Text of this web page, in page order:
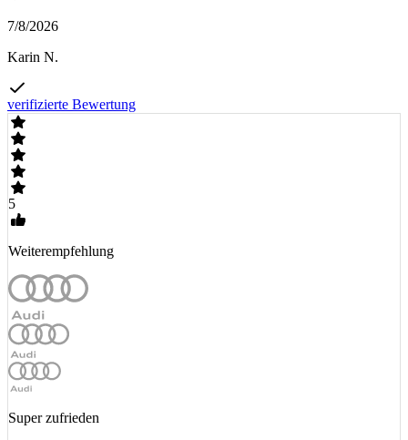
7/8/2026
Karin N.
verifizierte Bewertung
5
Weiterempfehlung
Super zufrieden